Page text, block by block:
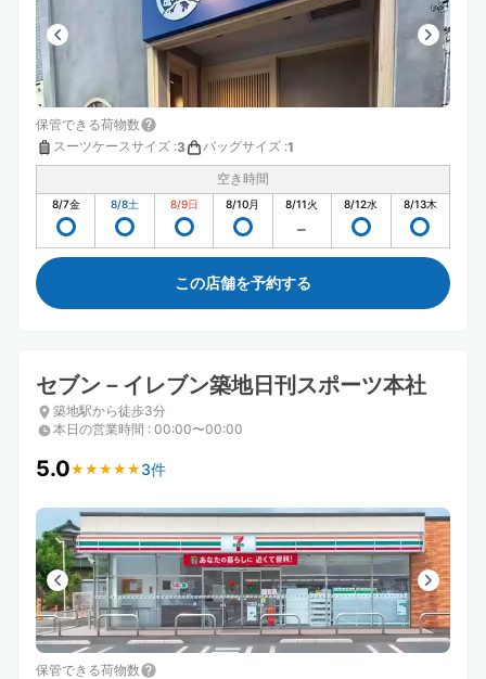
保管できる荷物数
スーツケースサイズ :3 バッグサイズ :1
空き時間
8/7金 8/8土 8/9日 8/10月 8/11火 8/12水 8/13木
この店舗を予約する
セブン－イレブン築地日刊スポーツ本社
築地駅から徒歩3分
本日の営業時間 : 00:00〜00:00
5.0★ ★ ★ ★ ★
★ ★ ★ ★ ★ 3件
保管できる荷物数